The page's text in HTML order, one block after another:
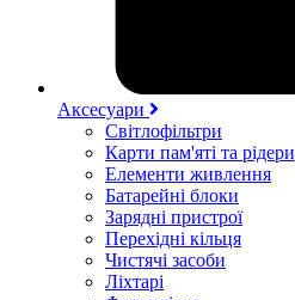
Аксесуари
Світлофільтри
Карти пам'яті та рідери
Елементи живлення
Батарейні блоки
Зарядні пристрої
Перехідні кільця
Чистячі засоби
Ліхтарі